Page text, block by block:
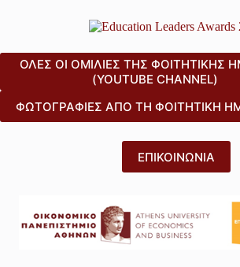
ΟΛΕΣ ΟΙ ΟΜΙΛΙΕΣ ΤΗΣ ΦΟΙΤΗΤΙΚΗΣ
(YOUTUBE CHANNEL)
ΦΩΤΟΓΡΑΦΙΕΣ ΑΠΟ ΤΗ ΦΟΙΤΗΤΙΚΗ
ΕΠΙΚΟΙΝΩΝΙΑ